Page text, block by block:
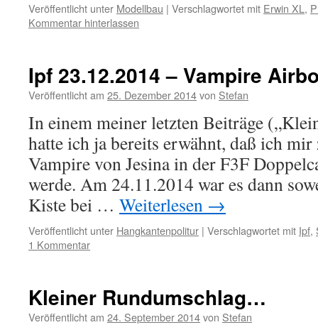
Veröffentlicht unter Modellbau | Verschlagwortet mit Erwin XL ,
Kommentar hinterlassen
Ipf 23.12.2014 – Vampire
Veröffentlicht am 25. Dezember 2014von Stefan
In einem meiner letzten Beiträge
hatte ich ja bereits erwähnt, daß ich
Vampire von Jesina in der F3F
werde. Am 24.11.2014 war es dann
Kiste bei … Weiterlesen →
Veröffentlicht unter Hangkantenpolitur | Verschlagwortet mit Ipf,
1 Kommentar
Kleiner Rundumschlag…
Veröffentlicht am 24. September 2014von Stefan